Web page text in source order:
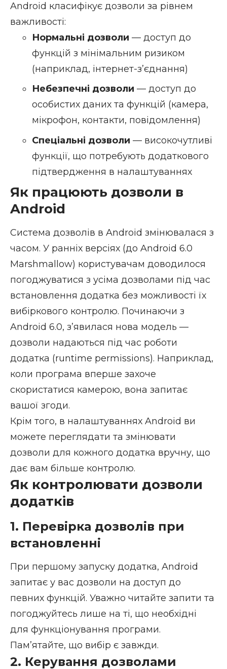
Android класифікує дозволи за рівнем
важливості:
Нормальні дозволи — доступ до
функцій з мінімальним ризиком
(наприклад, інтернет-з’єднання)
Небезпечні дозволи — доступ до
особистих даних та функцій (камера,
мікрофон, контакти, повідомлення)
Спеціальні дозволи — високочутливі
функції, що потребують додаткового
підтвердження в налаштуваннях
Як працюють дозволи в
Android
Система дозволів в Android змінювалася з
часом. У ранніх версіях (до Android 6.0
Marshmallow) користувачам доводилося
погоджуватися з усіма дозволами під час
встановлення додатка без можливості їх
вибіркового контролю. Починаючи з
Android 6.0, з’явилася нова модель —
дозволи надаються під час роботи
додатка (runtime permissions). Наприклад,
коли програма вперше захоче
скористатися камерою, вона запитає
вашої згоди.
Крім того, в налаштуваннях Android ви
можете переглядати та змінювати
дозволи для кожного додатка вручну, що
дає вам більше контролю.
Як контролювати дозволи
додатків
1. Перевірка дозволів при
встановленні
При першому запуску додатка, Android
запитає у вас дозволи на доступ до
певних функцій. Уважно читайте запити та
погоджуйтесь лише на ті, що необхідні
для функціонування програми.
Пам’ятайте, що вибір є завжди.
2. Керування дозволами